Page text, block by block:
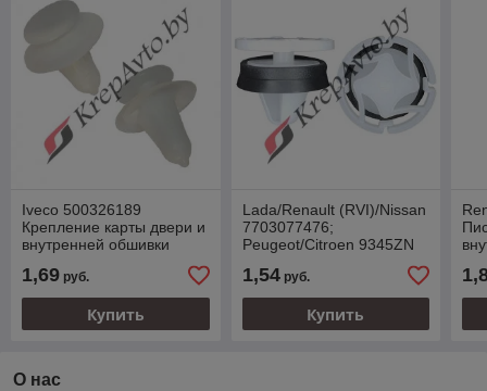
Iveco 500326189
Крепление карты двери и
внутренней обшивки
1,69 руб.
Купить
Lada/Renault (RVI)/Nissan
7703077476;
Peugeot/Citroen 9345ZN
обшивки двери
1,54руб.
Купить
О нас